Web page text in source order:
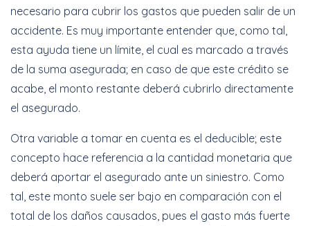
necesario para cubrir los gastos que pueden salir de un
accidente. Es muy importante entender que, como tal,
esta ayuda tiene un límite, el cual es marcado a través
de la suma asegurada; en caso de que este crédito se
acabe, el monto restante deberá cubrirlo directamente
el asegurado.
Otra variable a tomar en cuenta es el deducible; este
concepto hace referencia a la cantidad monetaria que
deberá aportar el asegurado ante un siniestro. Como
tal, este monto suele ser bajo en comparación con el
total de los daños causados, pues el gasto más fuerte